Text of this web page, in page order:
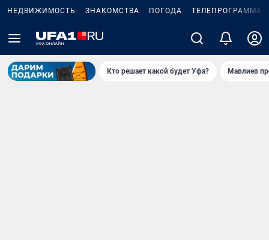
НЕДВИЖИМОСТЬ ЗНАКОМСТВА ПОГОДА ТЕЛЕПРОГРАММА
Кто решает какой будет Уфа? Мавлиев